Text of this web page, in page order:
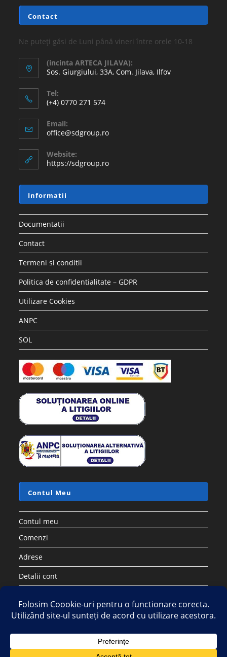
Contact
Ne puteți găsi de Luni până vineri între orele 10-18
(incinta ARTECA JILAVA):
Sos. Giurgiului, 33A, Com. Jilava, Ilfov
Tel:
(+4) 0770 271 574
Email:
office@sdgroup.ro
Website:
https://sdgroup.ro
Informatii
Documentatii
Contact
Termeni si conditii
Politica de confidentialitate – GDPR
Utilizare Cookies
ANPC
SOL
Contul Meu
Contul meu
Comenzi
Adrese
Detalii cont
Copyright 2026 - Strategic DIstribution Group